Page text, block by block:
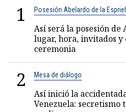
1 Posesión Abelardo de la
Así será la posesión
lugar, hora, invitados y
ceremonia
2 Mesa de diálogo
Así inició la
Venezuela: secretismo